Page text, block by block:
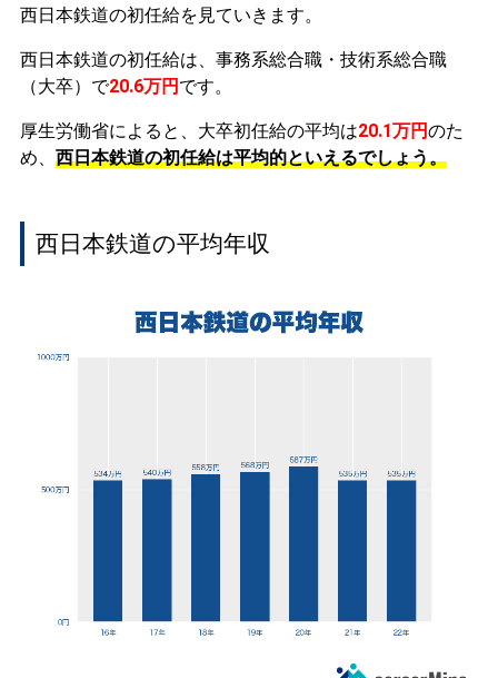
西日本鉄道の初任給を見ていきます。
西日本鉄道の初任給は、事務系総合職・技術系総合職
（大卒）で20.6万円 です。
厚生労働省によると、大卒初任給の平均は20.1万円のた
め、 西日本鉄道の初任給は平均的といえるでしょう。
西日本鉄道の平均年収